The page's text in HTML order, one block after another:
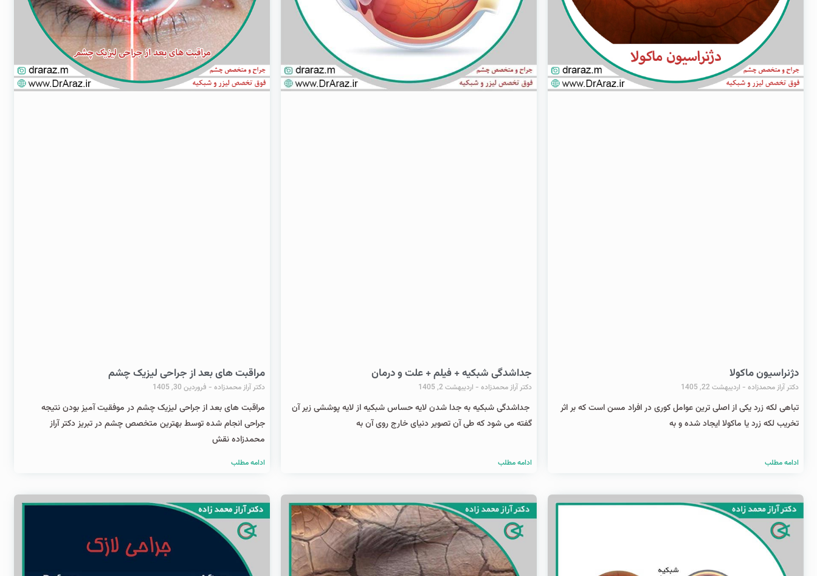
دژنراسیون ماکولا
دکتر آراز محمدزاده اردیبهشت 22, 1405
تباهی لکه زرد یکی از اصلی ترین عوامل کوری در افراد مسن است که بر اثر
تخریب لکه زرد یا ماکولا ایجاد شده و به
ادامه مطلب
جداشدگی شبکیه + فیلم + علت و درمان
دکتر آراز محمدزاده اردیبهشت 2, 1405
جداشدگی شبکیه به جدا شدن لایه حساس شبکیه از لایه پوششی زیر آن
گفته می شود که طی آن تصویر دنیای خارج روی آن به
ادامه مطلب
مراقبت های بعد از جراحی لیزیک چشم
دکتر آراز محمدزاده فروردین 30, 1405
مراقبت های بعد از جراحی لیزیک چشم در موفقیت آمیز بودن نتیجه
جراحی انجام شده توسط بهترین متخصص چشم در تبریز دکتر آراز
محمدزاده نقش
ادامه مطلب